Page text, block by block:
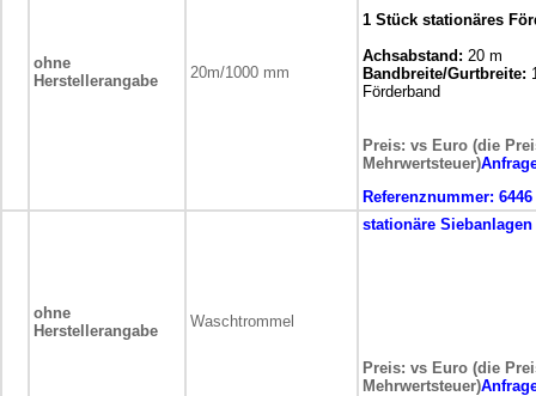
ohne
Herstellerangabe
20m/1000 mm
1 Stück stationäres
Achsabstand: 20 m
Bandbreite/Gurtbreite:
Förderband
Preis: vs Euro (die
Mehrwertsteuer)
Referenznummer: 6446
ohne
Herstellerangabe
Waschtrommel
stationäre Siebanlagen
Preis: vs Euro (die
Mehrwertsteuer)